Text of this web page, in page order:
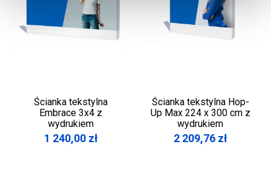
Ścianka tekstylna
Embrace 3x4 z
wydrukiem
1 240,00 zł
Ścianka tekstylna Hop-
Up Max 224 x 300 cm z
wydrukiem
2 209,76 zł